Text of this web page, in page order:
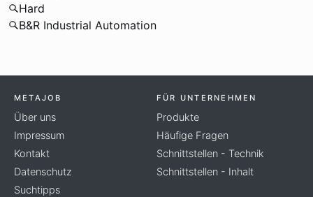
Hard
B&R Industrial Automation
METAJOB
Über uns
Impressum
Kontakt
Datenschutz
Suchtipps
FÜR UNTERNEHMEN
Produkte
Häufige Fragen
Schnittstellen - Technik
Schnittstellen - Inhalt